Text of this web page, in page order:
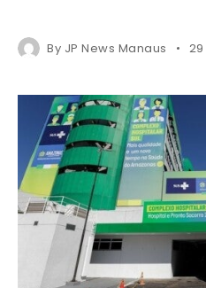
By JP News Manaus